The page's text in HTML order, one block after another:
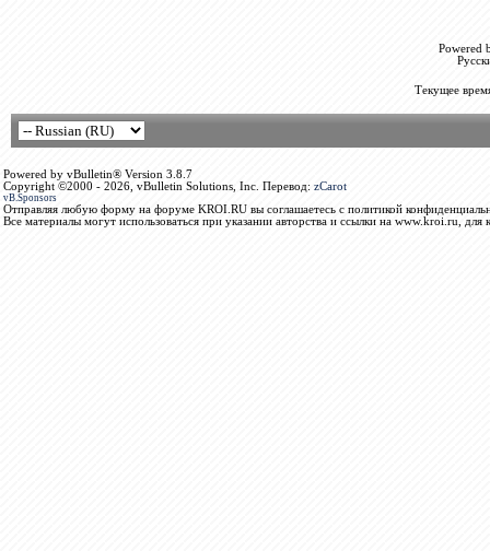
Powered
Текущее
Powered by vBulletin® Version 3.8.7
Copyright ©2000 - 2026, vBulletin Solutions, Inc. Перевод: zCarot
vB.Sponsors
Отправляя любую форму на форуме KROI.RU вы соглашаетесь с политикой
Все материалы могут использоваться при указании авторства и ссылки на www.kroi.ru, для